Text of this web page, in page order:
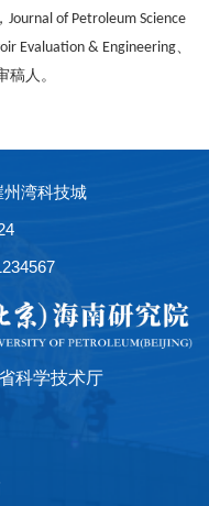
Journal of Petroleum Science
Evaluation & Engineering
稿人。
湾科技城
科学技术厅